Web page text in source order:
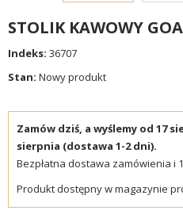
STOLIK KAWOWY
Indeks: 36707
Stan: Nowy produkt
Zamów dziś, a wyślemy od 17
sierpnia (dostawa 1-2 dni).
Bezpłatna dostawa zamówienia i
Produkt dostępny w magazynie